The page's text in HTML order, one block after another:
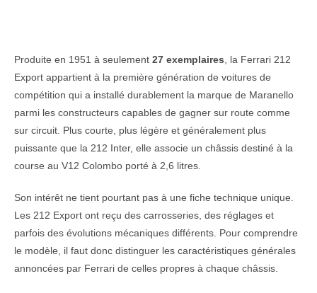
Produite en 1951 à seulement 27 exemplaires , la Ferrari 212
Export appartient à la première génération de voitures de
compétition qui a installé durablement la marque de Maranello
parmi les constructeurs capables de gagner sur route comme
sur circuit. Plus courte, plus légère et généralement plus
puissante que la 212 Inter, elle associe un châssis destiné à la
course au V12 Colombo porté à 2,6 litres.
Son intérêt ne tient pourtant pas à une fiche technique unique.
Les 212 Export ont reçu des carrosseries, des réglages et
parfois des évolutions mécaniques différents. Pour comprendre
le modèle, il faut donc distinguer les caractéristiques générales
annoncées par Ferrari de celles propres à chaque châssis.